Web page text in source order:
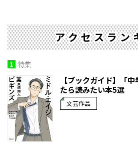
アクセスラン
1 特集
【ブックガイド】「
たら読みたい本5選
文芸作品